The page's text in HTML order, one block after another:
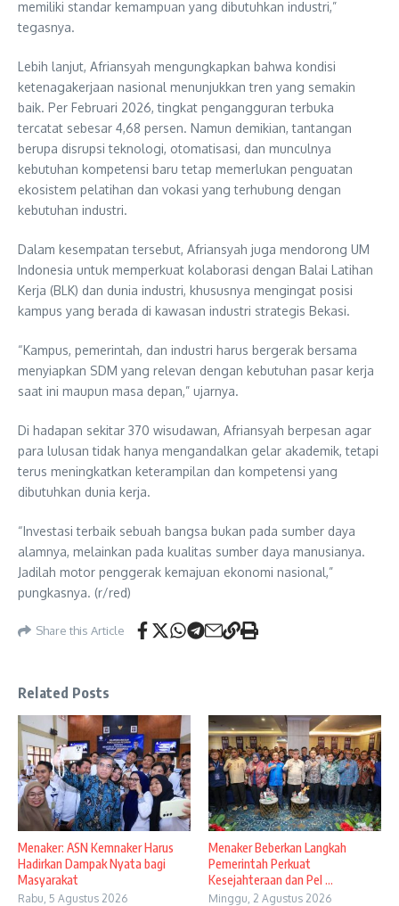
memiliki standar kemampuan yang dibutuhkan industri,”
tegasnya.
Lebih lanjut, Afriansyah mengungkapkan bahwa kondisi
ketenagakerjaan nasional menunjukkan tren yang semakin
baik. Per Februari 2026, tingkat pengangguran terbuka
tercatat sebesar 4,68 persen. Namun demikian, tantangan
berupa disrupsi teknologi, otomatisasi, dan munculnya
kebutuhan kompetensi baru tetap memerlukan penguatan
ekosistem pelatihan dan vokasi yang terhubung dengan
kebutuhan industri.
Dalam kesempatan tersebut, Afriansyah juga mendorong UM
Indonesia untuk memperkuat kolaborasi dengan Balai Latihan
Kerja (BLK) dan dunia industri, khususnya mengingat posisi
kampus yang berada di kawasan industri strategis Bekasi.
“Kampus, pemerintah, dan industri harus bergerak bersama
menyiapkan SDM yang relevan dengan kebutuhan pasar kerja
saat ini maupun masa depan,” ujarnya.
Di hadapan sekitar 370 wisudawan, Afriansyah berpesan agar
para lulusan tidak hanya mengandalkan gelar akademik, tetapi
terus meningkatkan keterampilan dan kompetensi yang
dibutuhkan dunia kerja.
“Investasi terbaik sebuah bangsa bukan pada sumber daya
alamnya, melainkan pada kualitas sumber daya manusianya.
Jadilah motor penggerak kemajuan ekonomi nasional,”
pungkasnya. (r/red)
Share this Article
Related Posts
Menaker: ASN Kemnaker Harus
Hadirkan Dampak Nyata bagi
Masyarakat
Rabu, 5 Agustus 2026
Menaker Beberkan Langkah
Pemerintah Perkuat
Kesejahteraan dan Pel ...
Minggu, 2 Agustus 2026